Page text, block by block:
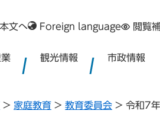
本文へ Foreign language 閲覧
観光情報 市政情報
> 家庭教育 > 教育委員会 > 令和7